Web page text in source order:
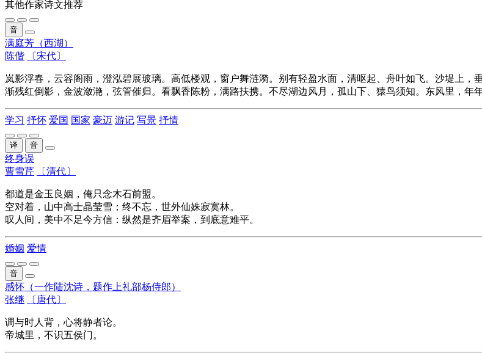
其他作家诗文推荐
音
满庭芳（西湖）
陈偕
〔宋代〕
岚影浮春，云容阁雨，澄泓碧展玻璃。高低楼观，窗户舞涟漪。别有轻盈水面，清呕起、舟叶如飞。沙堤上，
渐残红倒影，金波潋滟，弦管催归。看飘香陈粉，满路扶携。不尽湖边风月，孤山下、猿鸟须知。东风里，年
学习 抒怀 爱国 国家 豪迈 游记 写景 抒情
译 音
终身误
曹雪芹
〔清代〕
都道是金玉良姻，俺只念木石前盟。
空对着，山中高士晶莹雪；终不忘，世外仙姝寂寞林。
叹人间，美中不足今方信：纵然是齐眉举案，到底意难平。
婚姻 爱情
音
感怀（一作陆沈诗，题作上礼部杨侍郎）
张继
〔唐代〕
调与时人背，心将静者论。
帝城里，不识五侯门。